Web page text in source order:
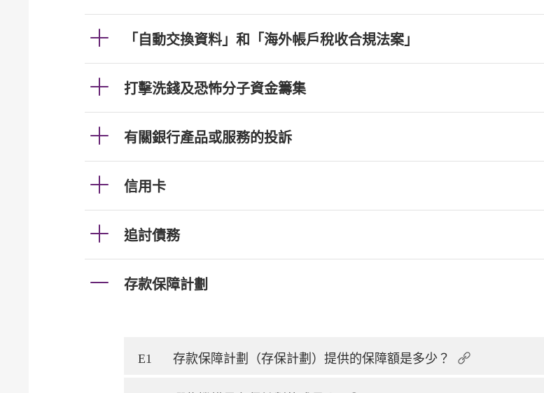
「自動交換資料」和「海外帳戶稅收合規法案」
打擊洗錢及恐怖分子資金籌集
有關銀行產品或服務的投訴
信用卡
追討債務
存款保障計劃
E1 存款保障計劃（存保計劃）提供的保障額是多少？